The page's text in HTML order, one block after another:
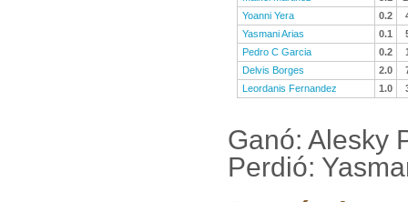
Yoanni Yera
0.2
Yasmani Arias
0.1
Pedro C Garcia
0.2
Delvis Borges
2.0
Leordanis Fernandez
1.0
Ganó: Alesky
Perdió: